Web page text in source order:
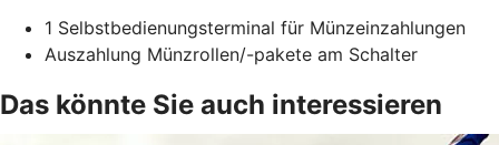
1 Selbstbedienungsterminal für Münzeinzahlungen
Auszahlung Münzrollen/-pakete am Schalter
Das könnte Sie auch interessieren